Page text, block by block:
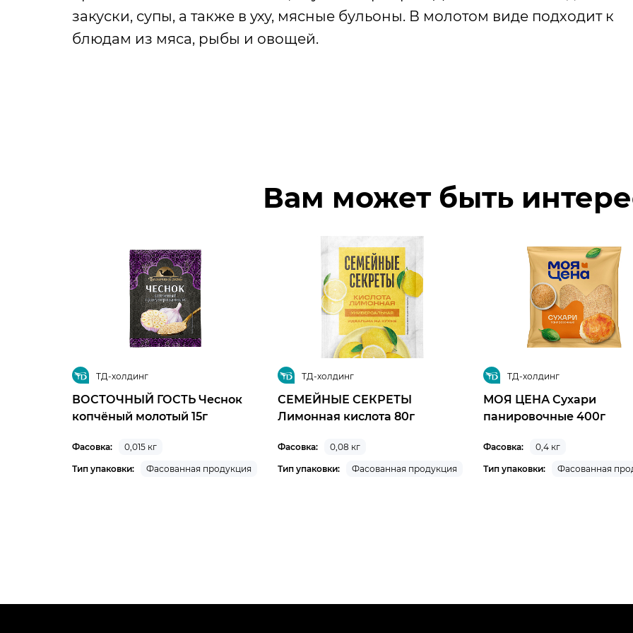
закуски, супы, а также в уху, мясные бульоны. В молотом виде подходит к
блюдам из мяса, рыбы и овощей.
Вам может быть
ТД-холдинг
ВОСТОЧНЫЙ ГОСТЬ Чеснок
копчёный молотый 15г
Фасовка:
0,015 кг
Тип упаковки:
Фасованная продукция
ТД-холдинг
СЕМЕЙНЫЕ СЕКРЕТЫ
Лимонная кислота 80г
Фасовка:
0,08 кг
Тип упаковки:
Фасованная продукция
ТД-холдинг
МОЯ ЦЕНА Сухари
панировочные 400г
Фасовка:
0,4 кг
Тип упаковки:
Фасованная